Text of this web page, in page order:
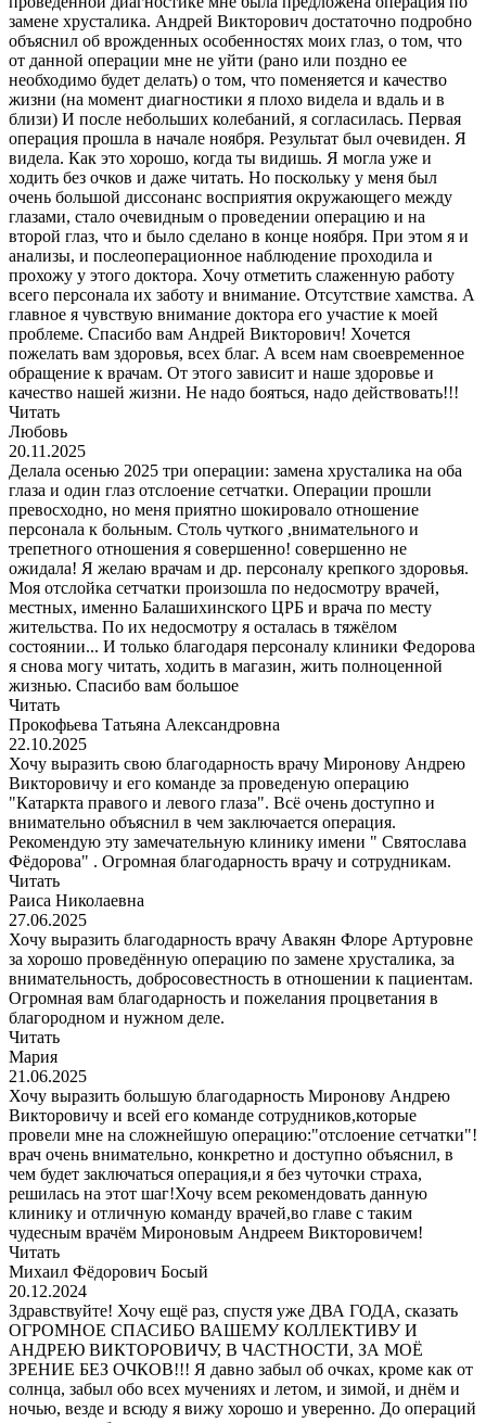
замене хрусталика. Андрей Викторович достаточно подробно
объяснил об врожденных особенностях моих глаз, о том, что
от данной операции мне не уйти (рано или поздно ее
необходимо будет делать) о том, что поменяется и качество
жизни (на момент диагностики я плохо видела и вдаль и в
близи) И после небольших колебаний, я согласилась. Первая
операция прошла в начале ноября. Результат был очевиден. Я
видела. Как это хорошо, когда ты видишь. Я могла уже и
ходить без очков и даже читать. Но поскольку у меня был
очень большой диссонанс восприятия окружающего между
глазами, стало очевидным о проведении операцию и на
второй глаз, что и было сделано в конце ноября. При этом я и
анализы, и послеоперационное наблюдение проходила и
прохожу у этого доктора. Хочу отметить слаженную работу
всего персонала их заботу и внимание. Отсутствие хамства. А
главное я чувствую внимание доктора его участие к моей
проблеме. Спасибо вам Андрей Викторович! Хочется
пожелать вам здоровья, всех благ. А всем нам своевременное
обращение к врачам. От этого зависит и наше здоровье и
качество нашей жизни. Не надо бояться, надо действовать!!!
Читать
Любовь
20.11.2025
Делала осенью 2025 три операции: замена хрусталика на оба
глаза и один глаз отслоение сетчатки. Операции прошли
превосходно, но меня приятно шокировало отношение
персонала к больным. Столь чуткого ,внимательного и
трепетного отношения я совершенно! совершенно не
ожидала! Я желаю врачам и др. персоналу крепкого здоровья.
Моя отслойка сетчатки произошла по недосмотру врачей,
местных, именно Балашихинского ЦРБ и врача по месту
жительства. По их недосмотру я осталась в тяжёлом
состоянии... И только благодаря персоналу клиники Федорова
я снова могу читать, ходить в магазин, жить полноценной
жизнью. Спасибо вам большое
Читать
Прокофьева Татьяна Александровна
22.10.2025
Хочу выразить свою благодарность врачу Миронову Андрею
Викторовичу и его команде за проведеную операцию
"Катаркта правого и левого глаза". Всё очень доступно и
внимательно объяснил в чем заключается операция.
Рекомендую эту замечательную клинику имени " Святослава
Фёдорова" . Огромная благодарность врачу и сотрудникам.
Читать
Раиса Николаевна
27.06.2025
Хочу выразить благодарность врачу Авакян Флоре Артуровне
за хорошо проведённую операцию по замене хрусталика, за
внимательность, добросовестность в отношении к пациентам.
Огромная вам благодарность и пожелания процветания в
благородном и нужном деле.
Читать
Мария
21.06.2025
Хочу выразить большую благодарность Миронову Андрею
Викторовичу и всей его команде сотрудников,которые
провели мне на сложнейшую операцию:"отслоение сетчатки"!
врач очень внимательно, конкретно и доступно объяснил, в
чем будет заключаться операция,и я без чуточки страха,
решилась на этот шаг!Хочу всем рекомендовать данную
клинику и отличную команду врачей,во главе с таким
чудесным врачём Мироновым Андреем Викторовичем!
Читать
Михаил Фёдорович Босый
20.12.2024
Здравствуйте! Хочу ещё раз, спустя уже ДВА ГОДА, сказать
ОГРОМНОЕ СПАСИБО ВАШЕМУ КОЛЛЕКТИВУ И
АНДРЕЮ ВИКТОРОВИЧУ, В ЧАСТНОСТИ, ЗА МОЁ
ЗРЕНИЕ БЕЗ ОЧКОВ!!! Я давно забыл об очках, кроме как от
солнца, забыл обо всех мучениях и летом, и зимой, и днём и
ночью, везде и всюду я вижу хорошо и уверенно. До операций